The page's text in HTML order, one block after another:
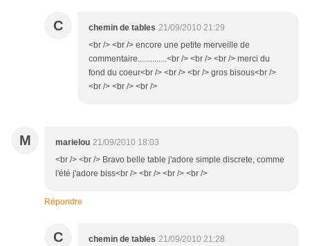
C chemin de tables 21/09/2010 21:29
<br /> <br /> encore une petite merveille de
commentaire..............<br /> <br /> <br /> merci du
fond du coeur<br /> <br /> <br /> gros bisous<br />
<br /> <br /> <br />
M marielou 21/09/2010 18:03
<br /> <br /> Bravo belle table j'adore simple discrete, comme
l'été j'adore biss<br /> <br /> <br /> <br />
Répondre
C chemin de tables 21/09/2010 21:28